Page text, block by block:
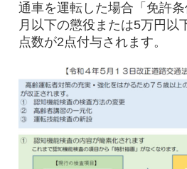
通車を運転した場合「免許
月以下の懲役または5万円以
点数が2点付与されます。